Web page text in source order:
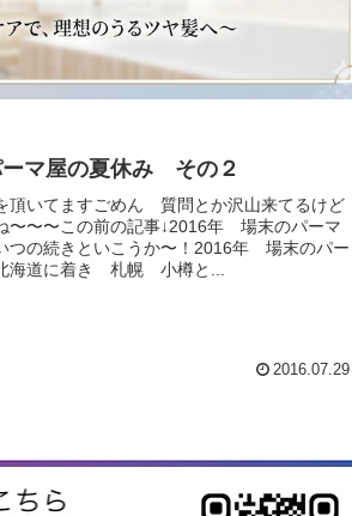
マ屋の夏休み その２
頂いてますごめん 質問とか沢山来てるけど
〜〜〜この前の記事↓2016年 場末のパーマ
の続きといこうか〜！2016年 場末のパー
海道に着き 札幌 小樽と...
2016.07.29